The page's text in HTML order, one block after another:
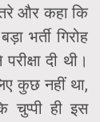
और कहा कि
भर्ती गिरोह
दी थी।
कुछ नहीं था,
चुप्पी ही इस